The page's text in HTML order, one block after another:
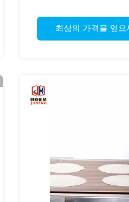
최상의 가격을 얻으